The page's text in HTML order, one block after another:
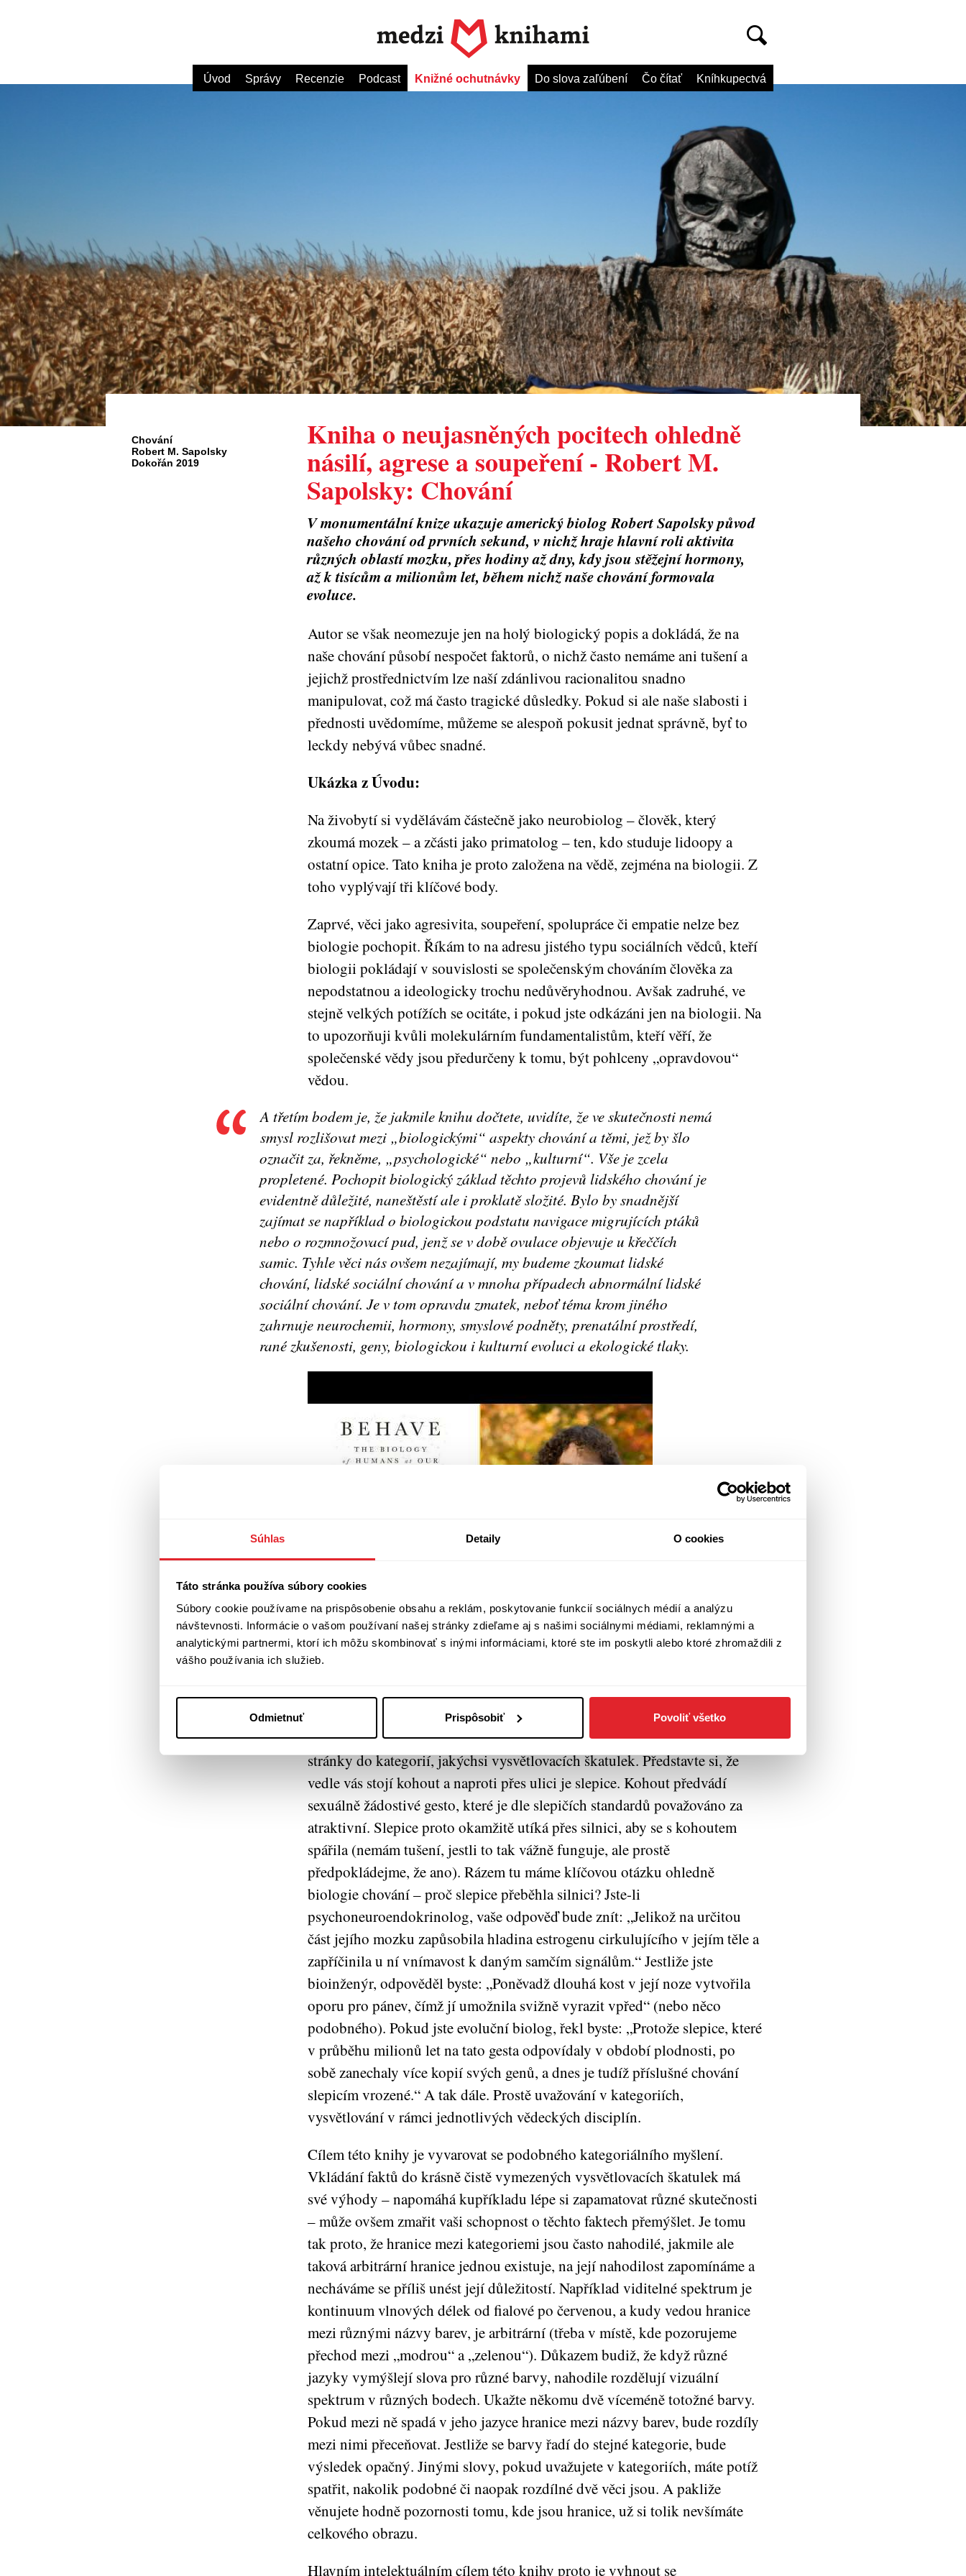
Súhlas Detaily O cookies
Táto stránka používa súbory cookies
Súbory cookie používame na prispôsobenie obsahu a reklám, poskytovanie funkcií sociálnych médií a analýzu
návštevnosti. Informácie o vašom používaní našej stránky zdieľame aj s našimi sociálnymi médiami, reklamnými a
analytickými partnermi, ktorí ich môžu skombinovať s inými informáciami, ktoré ste im poskytli alebo ktoré zhromaždili z
vášho používania ich služieb.
Odmietnuť Prispôsobiť Povoliť všetko
Úvod Správy Recenzie Podcast Knižné ochutnávky Do slova zaľúbení Čo čítať Kníhkupectvá
Chování
Robert M. Sapolsky
Dokořán 2019
Kniha o neujasněných pocitech ohledně
násilí, agrese a soupeření - Robert M.
Sapolsky: Chování
V monumentální knize ukazuje americký biolog Robert Sapolsky původ
našeho chování od prvních sekund, v nichž hraje hlavní roli aktivita
různých oblastí mozku, přes hodiny až dny, kdy jsou stěžejní hormony,
až k tisícům a milionům let, během nichž naše chování formovala
evoluce.
Autor se však neomezuje jen na holý biologický popis a dokládá, že na
naše chování působí nespočet faktorů, o nichž často nemáme ani tušení a
jejichž prostřednictvím lze naší zdánlivou racionalitou snadno
manipulovat, což má často tragické důsledky. Pokud si ale naše slabosti i
přednosti uvědomíme, můžeme se alespoň pokusit jednat správně, byť to
leckdy nebývá vůbec snadné.
Ukázka z Úvodu:
Na živobytí si vydělávám částečně jako neurobiolog – člověk, který
zkoumá mozek – a zčásti jako primatolog – ten, kdo studuje lidoopy a
ostatní opice. Tato kniha je proto založena na vědě, zejména na biologii. Z
toho vyplývají tři klíčové body.
Zaprvé, věci jako agresivita, soupeření, spolupráce či empatie nelze bez
biologie pochopit. Říkám to na adresu jistého typu sociálních vědců, kteří
biologii pokládají v souvislosti se společenským chováním člověka za
nepodstatnou a ideologicky trochu nedůvěryhodnou. Avšak zadruhé, ve
stejně velkých potížích se ocitáte, i pokud jste odkázáni jen na biologii. Na
to upozorňuji kvůli molekulárním fundamentalistům, kteří věří, že
společenské vědy jsou předurčeny k tomu, být pohlceny „opravdovou“
vědou.
A třetím bodem je, že jakmile knihu dočtete, uvidíte, že ve skutečnosti nemá
smysl rozlišovat mezi „biologickými“ aspekty chování a těmi, jež by šlo
označit za, řekněme, „psychologické“ nebo „kulturní“. Vše je zcela
propletené. Pochopit biologický základ těchto projevů lidského chování je
evidentně důležité, naneštěstí ale i proklatě složité. Bylo by snadnější
zajímat se například o biologickou podstatu navigace migrujících ptáků
nebo o rozmnožovací pud, jenž se v době ovulace objevuje u křeččích
samic. Tyhle věci nás ovšem nezajímají, my budeme zkoumat lidské
chování, lidské sociální chování a v mnoha případech abnormální lidské
sociální chování. Je v tom opravdu zmatek, neboť téma krom jiného
zahrnuje neurochemii, hormony, smyslové podněty, prenatální prostředí,
rané zkušenosti, geny, biologickou i kulturní evoluci a ekologické tlaky.
Jak máme uchopit význam všech těchto faktorů, když uvažujeme o
chování? Potýkáme-li se se složitým jevem, jenž má řadu různých aspektů,
často volíme určitou kognitivní strategii, v jejímž rámci třídíme jednotlivé
stránky do kategorií, jakýchsi vysvětlovacích škatulek. Představte si, že
vedle vás stojí kohout a naproti přes ulici je slepice. Kohout předvádí
sexuálně žádostivé gesto, které je dle slepičích standardů považováno za
atraktivní. Slepice proto okamžitě utíká přes silnici, aby se s kohoutem
spářila (nemám tušení, jestli to tak vážně funguje, ale prostě
předpokládejme, že ano). Rázem tu máme klíčovou otázku ohledně
biologie chování – proč slepice přeběhla silnici? Jste-li
psychoneuroendokrinolog, vaše odpověď bude znít: „Jelikož na určitou
část jejího mozku zapůsobila hladina estrogenu cirkulujícího v jejím těle a
zapříčinila u ní vnímavost k daným samčím signálům.“ Jestliže jste
bioinženýr, odpověděl byste: „Poněvadž dlouhá kost v její noze vytvořila
oporu pro pánev, čímž jí umožnila svižně vyrazit vpřed“ (nebo něco
podobného). Pokud jste evoluční biolog, řekl byste: „Protože slepice, které
v průběhu milionů let na tato gesta odpovídaly v období plodnosti, po
sobě zanechaly více kopií svých genů, a dnes je tudíž příslušné chování
slepicím vrozené.“ A tak dále. Prostě uvažování v kategoriích,
vysvětlování v rámci jednotlivých vědeckých disciplín.
Cílem této knihy je vyvarovat se podobného kategoriálního myšlení.
Vkládání faktů do krásně čistě vymezených vysvětlovacích škatulek má
své výhody – napomáhá kupříkladu lépe si zapamatovat různé skutečnosti
– může ovšem zmařit vaši schopnost o těchto faktech přemýšlet. Je tomu
tak proto, že hranice mezi kategoriemi jsou často nahodilé, jakmile ale
taková arbitrární hranice jednou existuje, na její nahodilost zapomínáme a
necháváme se příliš unést její důležitostí. Například viditelné spektrum je
kontinuum vlnových délek od fialové po červenou, a kudy vedou hranice
mezi různými názvy barev, je arbitrární (třeba v místě, kde pozorujeme
přechod mezi „modrou“ a „zelenou“). Důkazem budiž, že když různé
jazyky vymýšlejí slova pro různé barvy, nahodile rozdělují vizuální
spektrum v různých bodech. Ukažte někomu dvě víceméně totožné barvy.
Pokud mezi ně spadá v jeho jazyce hranice mezi názvy barev, bude rozdíly
mezi nimi přeceňovat. Jestliže se barvy řadí do stejné kategorie, bude
výsledek opačný. Jinými slovy, pokud uvažujete v kategoriích, máte potíž
spatřit, nakolik podobné či naopak rozdílné dvě věci jsou. A pakliže
věnujete hodně pozornosti tomu, kde jsou hranice, už si tolik nevšímáte
celkového obrazu.
Hlavním intelektuálním cílem této knihy proto je vyhnout se